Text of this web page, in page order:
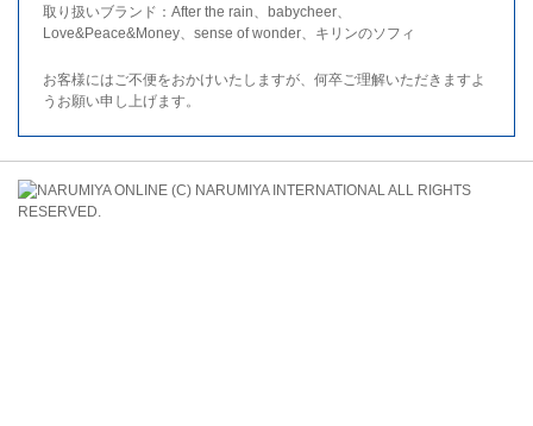
取り扱いブランド：After the rain、babycheer、
Love&Peace&Money、sense of wonder、キリンのソフィ
お客様にはご不便をおかけいたしますが、何卒ご理解いただきますよ
うお願い申し上げます。